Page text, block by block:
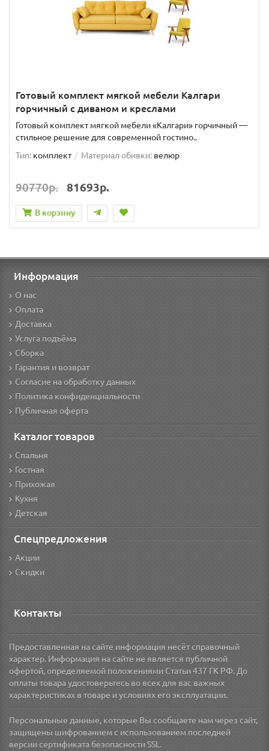
Готовый комплект мягкой мебели Калгари
горчичный с диваном и креслами
Готовый комплект мягкой мебели «Калгари» горчичный —
стильное решение для современной гостино..
Тип: комплект Материал обивки: велюр
90770р. 81693р.
В корзину
Информация
О нас
Оплата
Доставка
Услуга подъёма
Сборка
Гарантия и возврат
Согласие на обработку данных
Политика конфиденциальности
Публичная оферта
Каталог товаров
Спальня
Гостная
Прихожая
Кухня
Детская
Спецпредложения
Акции
Скидки
Контакты
Предоставленная на сайте информация несёт справочный
характер. Информация на сайте не является публичной
офертой, определяемой положениями Статьи 437 ГК РФ. До
оплаты товара удостоверьтесь во всех для вас важных
характеристиках в товаре и условиях его эксплуатации.
Персональные данные, которые Вы сообщаете нам через сайт,
защищены шифрованием с использованием последней
версии сертификата безопасности SSL.